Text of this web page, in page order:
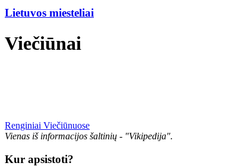
Lietuvos miesteliai
Viečiūnai
Renginiai Viečiūnuose
Vienas iš informacijos šaltinių - "Vikipedija".
Kur apsistoti?